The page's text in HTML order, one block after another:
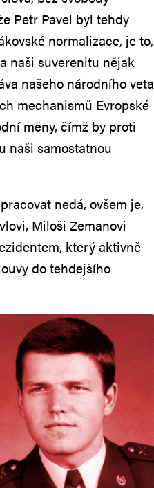
Petr Pavel byl tehdy
normalizace, je to,
naši suverenitu nějak
našeho národního veta
mechanismů Evropské
měny, čímž by proti
naši samostatnou
nedá, ovšem je,
Miloši Zemanovi
který aktivně
do tehdejšího